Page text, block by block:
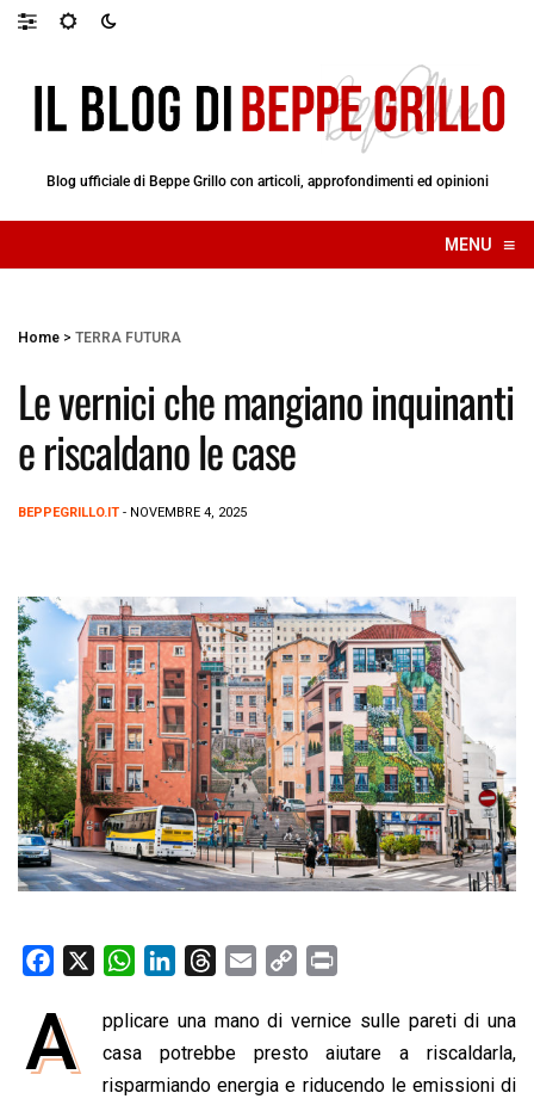
Blog ufficiale di Beppe Grillo con articoli, approfondimenti ed opinioni
MENU ≡
☰
Home > TERRA FUTURA
Le vernici che mangiano inquinanti
e riscaldano le case
BEPPEGRILLO.IT - NOVEMBRE 4, 2025
c
e
W
a
t
s
n
k
e
r
e
a
a
i
l
p
y
L
i
n
t
A
pplicare una mano di vernice sulle pareti di una
casa potrebbe presto aiutare a riscaldarla,
risparmiando energia e riducendo le emissioni di